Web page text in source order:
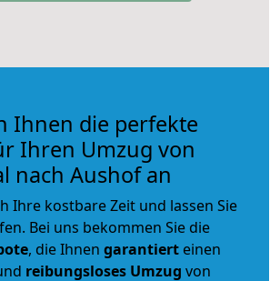
Ihnen die perfekte
Ihren Umzug von
nach Aushof an
Ihre kostbare Zeit und lassen Sie
Bei uns bekommen Sie die
, die Ihnen garantiert einen
reibungsloses Umzug von